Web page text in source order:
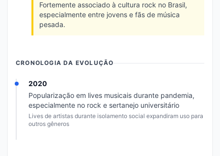
Fortemente associado à cultura rock no Brasil,
especialmente entre jovens e fãs de música
pesada.
CRONOLOGIA DA EVOLUÇÃO
2020
Popularização em lives musicais durante pandemia,
especialmente no rock e sertanejo universitário
Lives de artistas durante isolamento social expandiram uso para
outros gêneros